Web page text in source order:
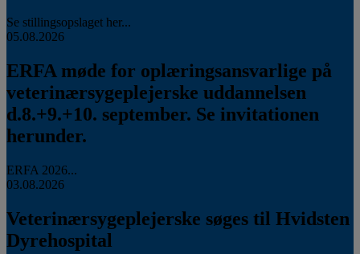
Se stillingsopslaget her...
05.08.2026
ERFA møde for oplæringsansvarlige på
veterinærsygeplejerske uddannelsen
d.8.+9.+10. september. Se invitationen
herunder.
ERFA 2026...
03.08.2026
Veterinærsygeplejerske søges til Hvidsten
Dyrehospital